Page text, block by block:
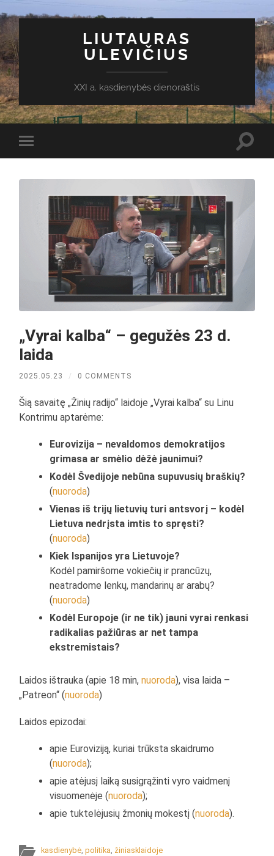
LIUTAURAS
ULEVIČIUS
XXI a. kasdienybės dienoraštis
Toggle
mobile
„Vyrai kalba“ – gegužės 23 d.
laida
2025.05.23 / 0 COMMENTS
Šią savaitę „Žinių radijo“ laidoje „Vyrai kalba“ su Linu
Kontrimu aptarėme:
Eurovizija – nevaldomos demokratijos
grimasa ar smėlio dėžė jaunimui?
Kodėl Švedijoje nebūna supuvusių braškių?
(nuoroda)
Vienas iš trijų lietuvių turi antsvorį – kodėl
Lietuva nedrįsta imtis to spręsti?
(nuoroda)
Kiek Ispanijos yra Lietuvoje?
Kodėl pamiršome vokiečių ir prancūzų,
neatradome lenkų, mandarinų ar arabų?
(nuoroda)
Kodėl Europoje (ir ne tik) jauni vyrai renkasi
radikalias pažiūras ar net tampa
ekstremistais?
Laidos ištrauka (apie 18 min,nuoroda), visa laida –
„Patreon“ (nuoroda)
Laidos epizodai:
apie Euroviziją, kuriai trūksta skaidrumo
(nuoroda);
apie atėjusį laiką susigrąžinti vyro vaidmenį
visuomenėje (nuoroda);
apie tuktelėjusių žmonių mokestį (nuoroda).
kasdienybė,politika, žiniasklaidoje